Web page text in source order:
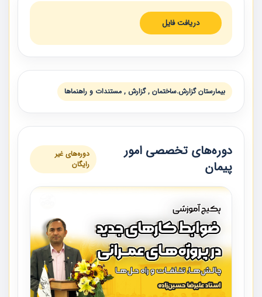
دریافت فایل
بيمارستان گزارش.ساختمان , گزارش , مستندات و راهنماها
دوره‌های تخصصی امور
پیمان
دوره‌های غیر
رایگان